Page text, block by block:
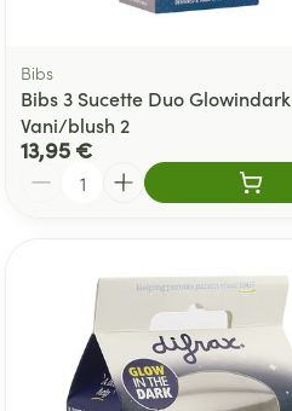
Bibs
Bibs 3 Sucette Duo Glowindark
Vani/blush 2
13,95 €
Quantité